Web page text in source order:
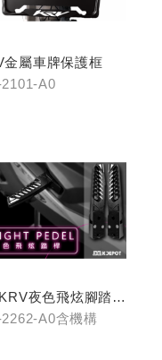
金屬車牌保護框
A0
夜色飛炫腳踏
構LHJ8)A0含機構